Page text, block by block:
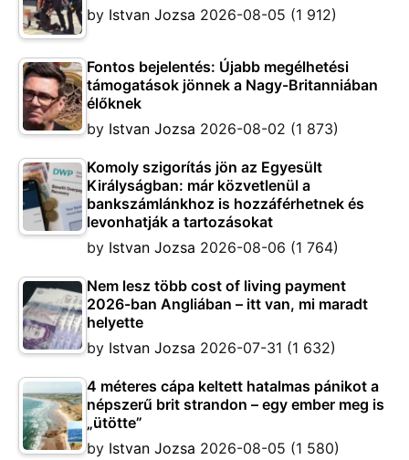
by Istvan Jozsa 2026-08-05 (1 912)
Fontos bejelentés: Újabb megélhetési
támogatások jönnek a Nagy-Britanniában
élőknek
by Istvan Jozsa 2026-08-02 (1 873)
Komoly szigorítás jön az Egyesült
Királyságban: már közvetlenül a
bankszámlánkhoz is hozzáférhetnek és
levonhatják a tartozásokat
by Istvan Jozsa 2026-08-06 (1 764)
Nem lesz több cost of living payment
2026-ban Angliában – itt van, mi maradt
helyette
by Istvan Jozsa 2026-07-31 (1 632)
4 méteres cápa keltett hatalmas pánikot a
népszerű brit strandon – egy ember meg is
„ütötte”
by Istvan Jozsa 2026-08-05 (1 580)